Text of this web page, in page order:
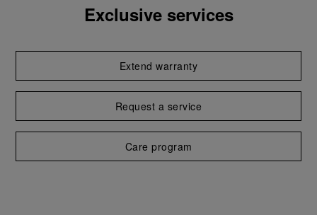
Exclusive services
Extend warranty
Request a service
Care program